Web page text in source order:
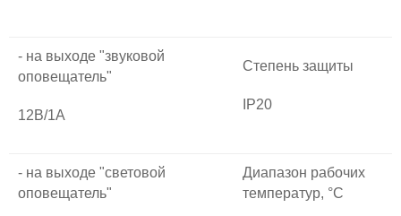
- на выходе "звуковой
оповещатель"
12В/1А
Степень защиты
IP20
- на выходе "световой
оповещатель"
Диапазон рабочих
температур, °С